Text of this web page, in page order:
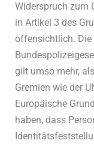
Widerspruch zum
in Artikel 3 des
offensichtlich. Die
gilt umso mehr,
Gremien wie der
Europäische
haben, dass